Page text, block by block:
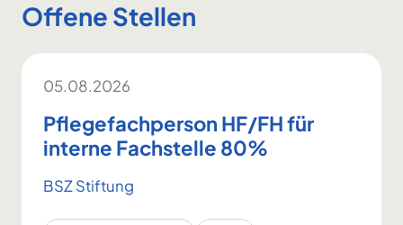
Offene Stellen
05.08.2026
Pflegefachperson HF/FH für
interne Fachstelle 80%
BSZ Stiftung